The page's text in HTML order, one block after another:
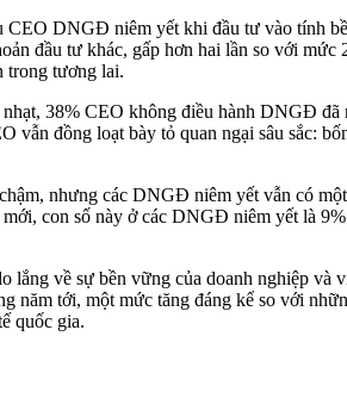
CEO DNGĐ niêm yết khi đầu tư vào tính
đầu tư khác, gấp hơn hai lần so với
trong tương lai.
38% CEO không điều hành DNGĐ
đồng loạt bày tỏ quan ngại sâu sắc:
nhưng các DNGĐ niêm yết vẫn có
con số này ở các DNGĐ niêm yết là
lắng về sự bền vững của doanh nghiệp và
năm tới, một mức tăng đáng kể so với
quốc gia.